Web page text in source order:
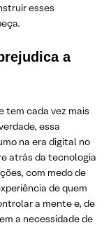
esses
a
tem cada vez mais
essa
na era digital no
atrás da tecnologia
com medo de
de quem
a mente e, de
a necessidade de